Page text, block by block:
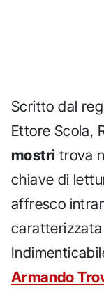
Scritto dal
Ettore Scola,
mostri trova
chiave di
affresco
Armando